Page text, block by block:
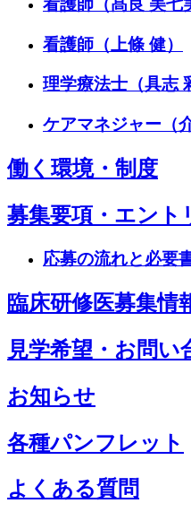
看護師（髙良 美七
看護師（上條 健）
理学療法士（具志
ケアマネジャー（
働く環境・制度
募集要項・エント
応募の流れと必要
臨床研修医募集情
見学希望・お問い
お知らせ
各種パンフレット
よくある質問